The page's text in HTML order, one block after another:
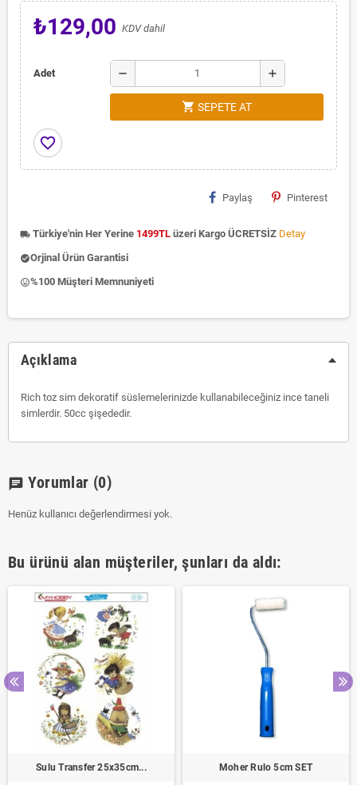
₺129,00 KDV dahil
Adet remove add
shopping_cart SEPETE AT
favorite_border
Paylaş Pinterest
local_shipping Türkiye'nin Her Yerine 1499TL üzeri Kargo ÜCRETSİZ Detay
check_circleOrjinal Ürün Garantisi
insert_emoticon%100 Müşteri Memnuniyeti
Açıklama
Rich toz sim dekoratif süslemelerinizde kullanabileceğiniz ince taneli
simlerdir. 50cc şişededir.
chat Yorumlar (0)
Henüz kullanıcı değerlendirmesi yok.
Bu ürünü alan müşteriler, şunları da aldı:
Sulu Transfer 25x35cm... Moher Rulo 5cm SET